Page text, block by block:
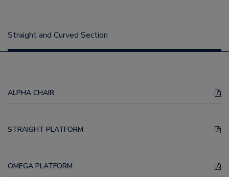
Straight and Curved Section
ALPHA CHAIR
STRAIGHT PLATFORM
OMEGA PLATFORM